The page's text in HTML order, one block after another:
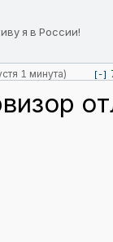
я в России!
1 минута) [-]